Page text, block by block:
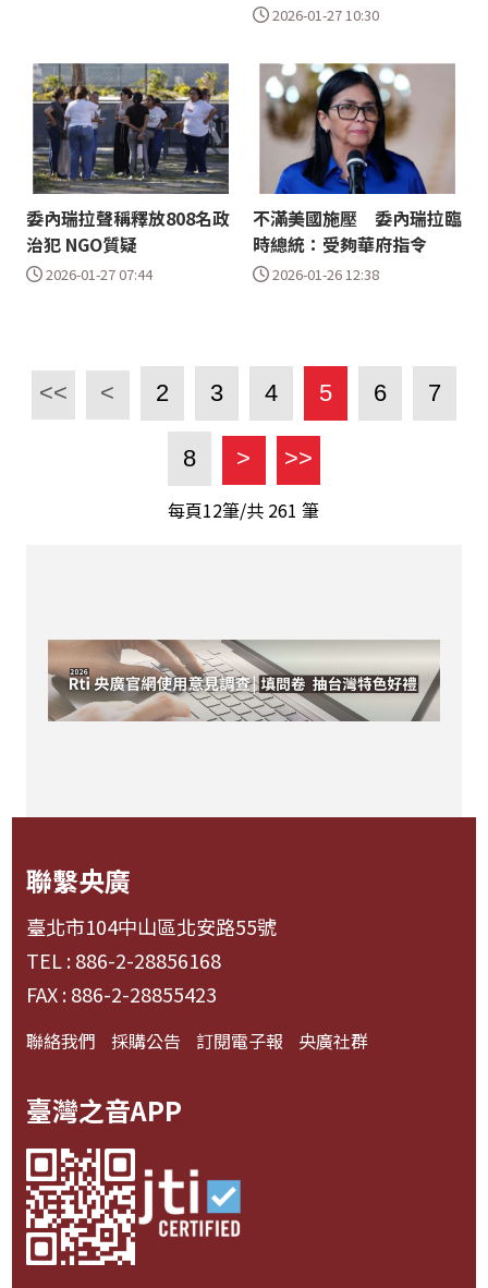
2026-01-27 10:30
委內瑞拉聲稱釋放808名政
治犯 NGO質疑
2026-01-27 07:44
不滿美國施壓 委內瑞拉臨
時總統：受夠華府指令
2026-01-26 12:38
<< < 2 3 4 5 6 7
8 > >>
每頁12筆/共 261 筆
聯繫央廣
臺北市104中山區北安路55號
TEL : 886-2-28856168
FAX : 886-2-28855423
聯絡我們 採購公告 訂閱電子報 央廣社群
臺灣之音APP